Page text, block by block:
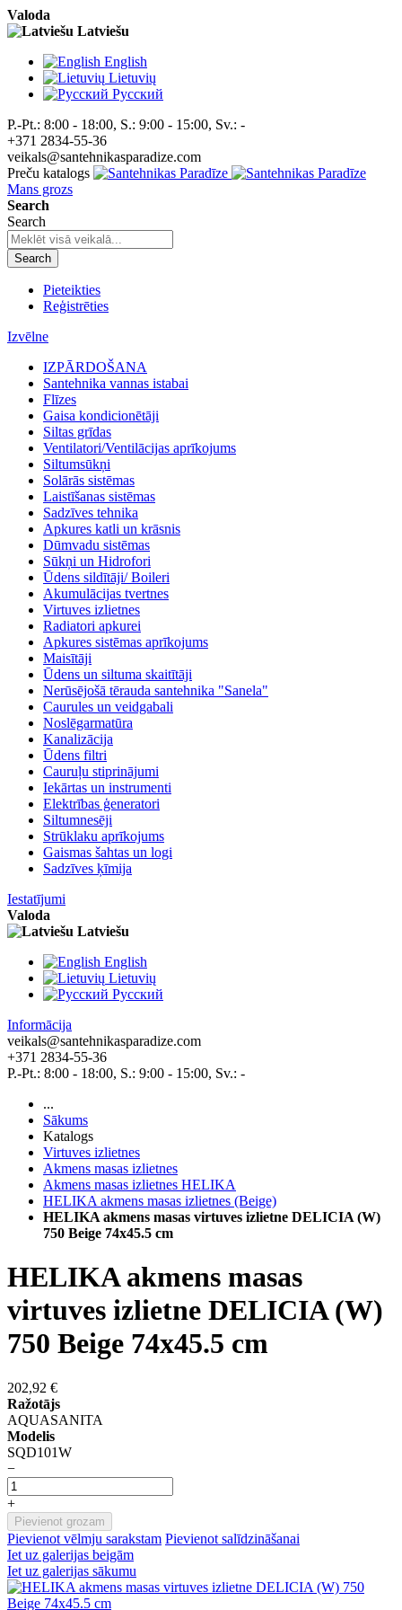
Valoda
Latviešu
English
Lietuvių
Pусский
P.-Pt.: 8:00 - 18:00, S.: 9:00 - 15:00, Sv.: -
+371 2834-55-36
veikals@santehnikasparadize.com
Preču katalogs
Mans grozs
Search
Search
Search
Pieteikties
Reģistrēties
Izvēlne
IZPĀRDOŠANA
Santehnika vannas istabai
Flīzes
Gaisa kondicionētāji
Siltas grīdas
Ventilatori/Ventilācijas aprīkojums
Siltumsūkņi
Solārās sistēmas
Laistīšanas sistēmas
Sadzīves tehnika
Apkures katli un krāsnis
Dūmvadu sistēmas
Sūkņi un Hidrofori
Ūdens sildītāji/ Boileri
Akumulācijas tvertnes
Virtuves izlietnes
Radiatori apkurei
Apkures sistēmas aprīkojums
Maisītāji
Ūdens un siltuma skaitītāji
Nerūsējošā tērauda santehnika "Sanela"
Caurules un veidgabali
Noslēgarmatūra
Kanalizācija
Ūdens filtri
Cauruļu stiprinājumi
Iekārtas un instrumenti
Elektrības ģeneratori
Siltumnesēji
Strūklaku aprīkojums
Gaismas šahtas un logi
Sadzīves ķīmija
Iestatījumi
Valoda
Latviešu
English
Lietuvių
Pусский
Informācija
veikals@santehnikasparadize.com
+371 2834-55-36
P.-Pt.: 8:00 - 18:00, S.: 9:00 - 15:00, Sv.: -
...
Sākums
Katalogs
Virtuves izlietnes
Akmens masas izlietnes
Akmens masas izlietnes HELIKA
HELIKA akmens masas izlietnes (Beige)
HELIKA akmens masas virtuves izlietne DELICIA (W)
750 Beige 74x45.5 cm
HELIKA akmens masas
virtuves izlietne DELICIA (W)
750 Beige 74x45.5 cm
202,92 €
Ražotājs
AQUASANITA
Modelis
SQD101W
−
+
Pievienot grozam
Pievienot vēlmju sarakstam Pievienot salīdzināšanai
Iet uz galerijas beigām
Iet uz galerijas sākumu